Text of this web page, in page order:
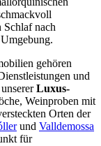
Schlaf nach
gehören
und
Luxus-
Weinproben mit
Orten der
und Valldemossa
für